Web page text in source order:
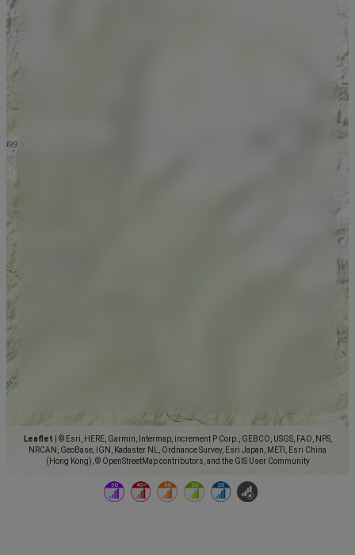
Leaflet
© Esri, HERE, Garmin, Intermap, increment P Corp., GEBCO, USGS, FAO, NPS,
NRCAN, GeoBase, IGN, Kadaster NL, Ordnance Survey, Esri Japan, METI, Esri China
(Hong Kong), © OpenStreetMap contributors, and the GIS User Community